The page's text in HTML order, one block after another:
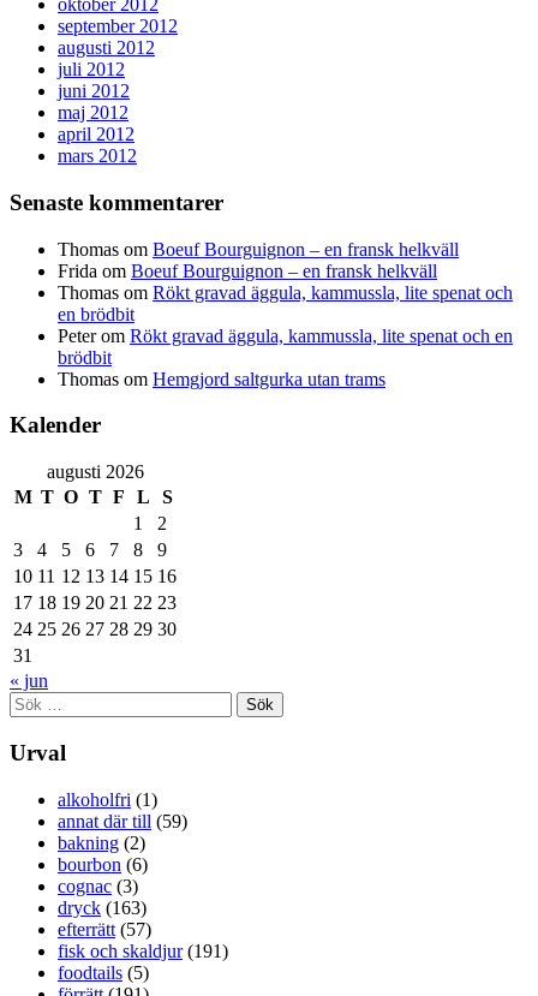
oktober 2012
september 2012
augusti 2012
juli 2012
juni 2012
maj 2012
april 2012
mars 2012
Senaste kommentarer
Thomas om Boeuf Bourguignon – en fransk helkväll
Frida om Boeuf Bourguignon – en fransk helkväll
Thomas om Rökt gravad äggula, kammussla, lite spenat och
en brödbit
Peterom Rökt gravad äggula, kammussla, lite spenat och en
brödbit
Thomas om Hemgjord saltgurka utan trams
Kalender
augusti 2026
M T O T F L
S
1
2
3
4 5 6 7 8
9
10 11 12 13 14 15 16
17 18 19 20 21 22 23
24 25 26 27 28 29 30
31
« jun
Sök
efter:
Urval
alkoholfri (1)
annat där till (59)
bakning (2)
bourbon (6)
cognac (3)
dryck (163)
efterrätt (57)
fisk och skaldjur(191)
foodtails (5)